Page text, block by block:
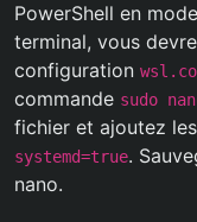
PowerShell en
terminal, vous
configuration
commande sudo
fichier et ajoutez
systemd=true.
nano.